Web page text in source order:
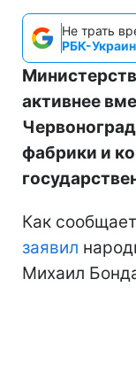
Не трать
РБК-
активнее
фабрики и
Как сообщает
заявил
Михаил